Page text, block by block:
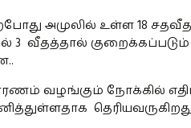
அமுலில் உள்ள 18 சதவீத
3 வீதத்தால்
வழங்கும் நோக்கில்